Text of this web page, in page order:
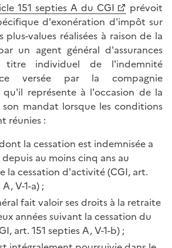
151 septies A du CGI
prévoit
d'exonération d'impôt sur
plus-values réalisées à raison de la
un agent général d'assurances
titre individuel de l'indemnité
versée par la compagnie
qu'il représente à l'occasion de la
son mandat lorsque les conditions
réunies :
la cessation est indemnisée a
au moins cinq ans au
la cessation d'activité (CGI, art.
V-1-a) ;
fait valoir ses droits à la retraite
années suivant la cessation du
art. 151 septies A, V-1-b) ;